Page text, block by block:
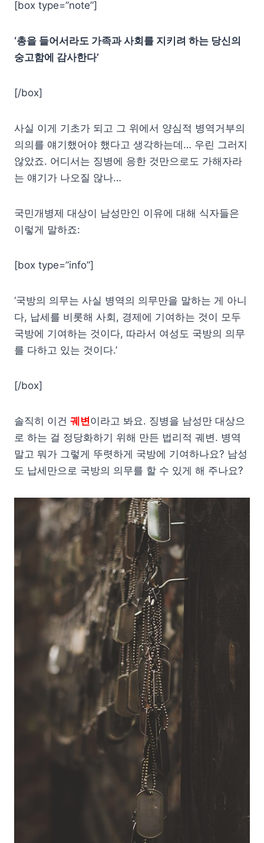
[box type=”note”]
‘총을 들어서라도 가족과 사회를 지키려 하는 당신의
숭고함에 감사한다’
[/box]
사실 이게 기초가 되고 그 위에서 양심적 병역거부의
의의를 얘기했어야 했다고 생각하는데… 우린 그러지
않았죠. 어디서는 징병에 응한 것만으로도 가해자라
는 얘기가 나오질 않나…
국민개병제 대상이 남성만인 이유에 대해 식자들은
이렇게 말하죠:
[box type=”info”]
‘국방의 의무는 사실 병역의 의무만을 말하는 게 아니
다, 납세를 비롯해 사회, 경제에 기여하는 것이 모두
국방에 기여하는 것이다, 따라서 여성도 국방의 의무
를 다하고 있는 것이다.’
[/box]
솔직히 이건 궤변이라고 봐요. 징병을 남성만 대상으
로 하는 걸 정당화하기 위해 만든 법리적 궤변. 병역
말고 뭐가 그렇게 뚜렷하게 국방에 기여하나요? 남성
도 납세만으로 국방의 의무를 할 수 있게 해 주나요?